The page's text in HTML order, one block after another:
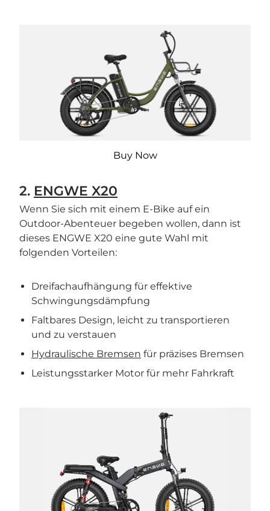
Buy Now
2. ENGWE X20
Wenn Sie sich mit einem E-Bike auf ein
Outdoor-Abenteuer begeben wollen, dann ist
dieses ENGWE X20 eine gute Wahl mit
folgenden Vorteilen:
Dreifachaufhängung für effektive
Schwingungsdämpfung
Faltbares Design, leicht zu transportieren
und zu verstauen
Hydraulische Bremsen für präzises Bremsen
Leistungsstarker Motor für mehr Fahrkraft